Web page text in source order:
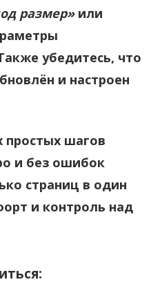
размер»или
убедитесь, что
и настроен
простых шагов
и без ошибок
страниц в один
и контроль над